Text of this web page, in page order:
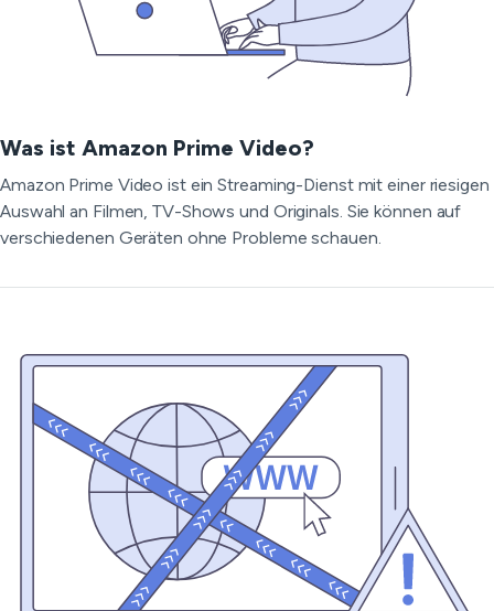
Was ist Amazon Prime Video?
Amazon Prime Video ist ein Streaming-Dienst mit einer riesigen
Auswahl an Filmen, TV-Shows und Originals. Sie können auf
verschiedenen Geräten ohne Probleme schauen.